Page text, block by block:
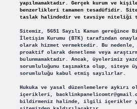
yapılmamaktadır. Gerçek kurum ve
benzerlikleri tamamen tesadüfidir.
taslak halindedir ve tavsiye niteliği
Sitemiz, 5651 Sayılı Kanun
İletişim Kurumu (BTK) tarafından
olarak hizmet vermektedir. Bu
proaktif olarak denetleme veya
bulunmamaktadır. Ancak, üyelerimiz
sorumluluğunu taşımakta olup, siteye
sorumluluğu kabul etmiş sayılırlar.
Hukuka ve yasal düzenlemelere aykırı
içerikleri,
bildirmeniz halinde, ilgili içerikler